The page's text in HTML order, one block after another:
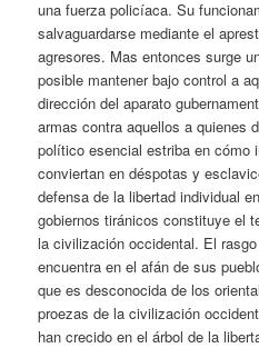
una fuerza policíaca. Su
salvaguardarse mediante el
agresores. Mas entonces surge
posible mantener bajo control a
dirección del aparato
armas contra aquellos a quienes
político esencial estriba en cómo
conviertan en déspotas y
defensa de la libertad individual
gobiernos tiránicos constituye el
la civilización occidental. El
encuentra en el afán de sus
que es desconocida de los
proezas de la civilización
han crecido en el árbol de la